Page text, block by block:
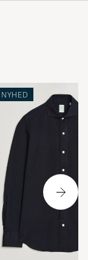
NYHED